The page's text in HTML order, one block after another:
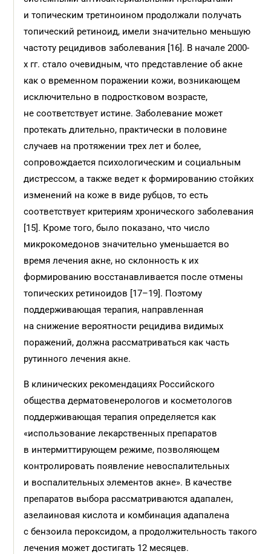
и топическим третиноином продолжали получать
топический ретиноид, имели значительно меньшую
частоту рецидивов заболевания [16]. В начале 2000-
х гг. стало очевидным, что представление об акне
как о временном поражении кожи, возникающем
исключительно в подростковом возрасте,
не соответствует истине. Заболевание может
протекать длительно, практически в половине
случаев на протяжении трех лет и более,
сопровождается психологическим и социальным
дистрессом, а также ведет к формированию стойких
изменений на коже в виде рубцов, то есть
соответствует критериям хронического заболевания
[15]. Кроме того, было показано, что число
микрокомедонов значительно уменьшается во
время лечения акне, но склонность к их
формированию восстанавливается после отмены
топических ретиноидов [17–19]. Поэтому
поддерживающая терапия, направленная
на снижение вероятности рецидива видимых
поражений, должна рассматриваться как часть
рутинного лечения акне.
В клинических рекомендациях Российского
общества дерматовенерологов и косметологов
поддерживающая терапия определяется как
«использование лекарственных препаратов
в интермиттирующем режиме, позволяющем
контролировать появление невоспалительных
и воспалительных элементов акне». В качестве
препаратов выбора рассматриваются адапален,
азелаиновая кислота и комбинация адапалена
с бензоила пероксидом, а продолжительность такого
лечения может достигать 12 месяцев.